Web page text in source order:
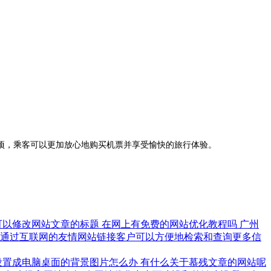
乘客可以更加放心地购买机票并享受愉快的旅行体验。
以修改网站文章的标题 在网上有免费的网站优化教程吗 广州
通过互联网的友情网站链接客户可以方便地检索和查询更多信
成电脑桌面的背景图片怎么办 有什么关于慕残文章的网站呢